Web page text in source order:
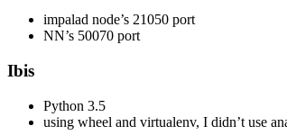
体験したことのない概念を教え
Amazonで買ったThinkpad トラ
また一つ年をとった
Gitlab CIを使ってSphinxのドキ
impalad node’s 21050 port
NN’s 50070 port
Ibis
Python 3.5
using wheel and virtualenv, I didn’t use